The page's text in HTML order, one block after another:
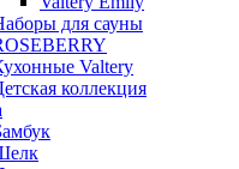
для сауны
Valtery
коллекция